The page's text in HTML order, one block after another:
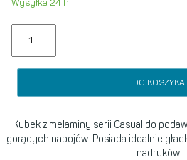
Wysyłka 24 h
DO KOSZYKA
Kubek z melaminy serii Casual do
gorących napojów. Posiada idealnie
nadruków.